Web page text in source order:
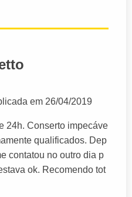
em 26/04/2019
24h. Conserto impecáve
qualificados. Dep
contatou no outro dia p
ok. Recomendo tot